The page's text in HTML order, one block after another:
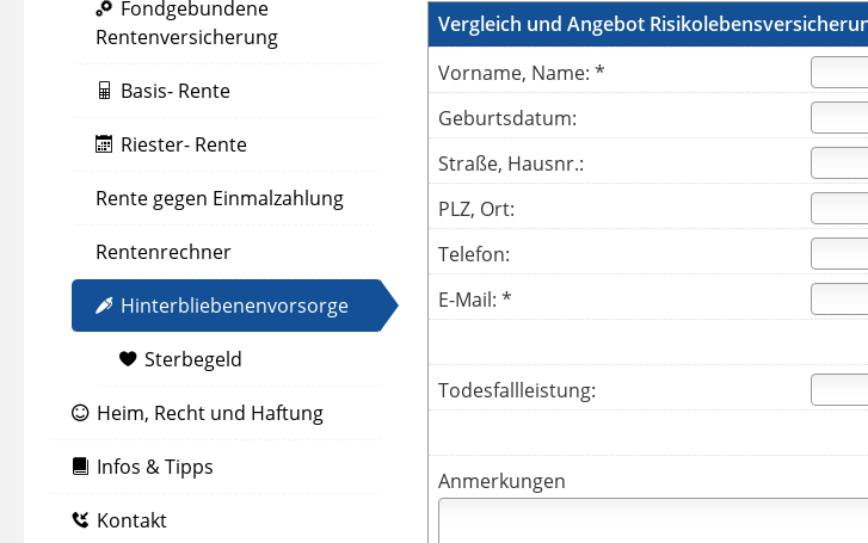
Fondgebundene
Rentenversicherung
Basis- Rente
Riester- Rente
Rente gegen Einmalzahlung
Rentenrechner
Hinterbliebenenvorsorge
Sterbegeld
Heim, Recht und Haftung
Infos & Tipps
Kontakt
Vergleich und Angebot
Vorname, Name: *
Geburtsdatum:
Straße, Hausnr.:
PLZ, Ort:
Telefon:
E-Mail: *
Todesfallleistung:
Anmerkungen